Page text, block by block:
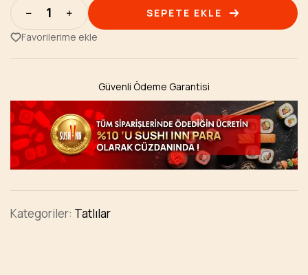
SEPETE EKLE
Favorilerime ekle
Güvenli Ödeme Garantisi
Kategoriler: Tatlılar